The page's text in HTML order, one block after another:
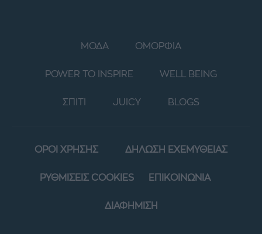
ΜΟΔΑ ΟΜΟΡΦΙΑ
POWER TO INSPIRE WELL BEING
ΣΠΙΤΙ JUICY BLOGS
ΟΡΟΙ ΧΡΗΣΗΣ ΔΗΛΩΣΗ ΕΧΕΜΥΘΕΙΑΣ
ΡΥΘΜΙΣΕΙΣ COOKIES ΕΠΙΚΟΙΝΩΝΙΑ
ΔΙΑΦΗΜΙΣΗ